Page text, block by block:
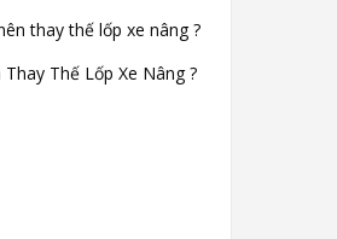
Thế Lốp Xe Nâng ?